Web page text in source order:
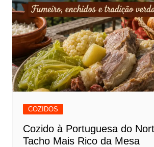
COZIDOS
Cozido à Portuguesa do
Tacho Mais Rico da Mesa